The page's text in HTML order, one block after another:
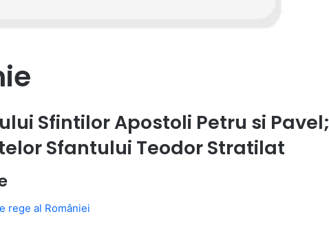
Sfintilor Apostoli Petru si Pavel;
Sfantului Teodor Stratilat
rege al României